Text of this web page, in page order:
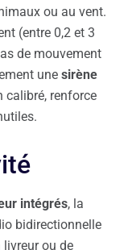
ou au vent.
(entre 0,2 et 3
de mouvement
une sirène
calibré, renforce
intégrés, la
bidirectionnelle
livreur ou de